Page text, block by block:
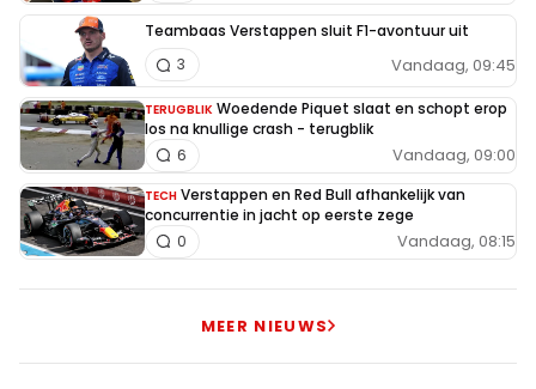
Teambaas Verstappen sluit F1-avontuur uit
Vandaag, 09:45
3
TERUGBLIK Woedende Piquet slaat en schopt erop
los na knullige crash - terugblik
Vandaag, 09:00
6
TECH Verstappen en Red Bull afhankelijk van
concurrentie in jacht op eerste zege
Vandaag, 08:15
0
MEER NIEUWS